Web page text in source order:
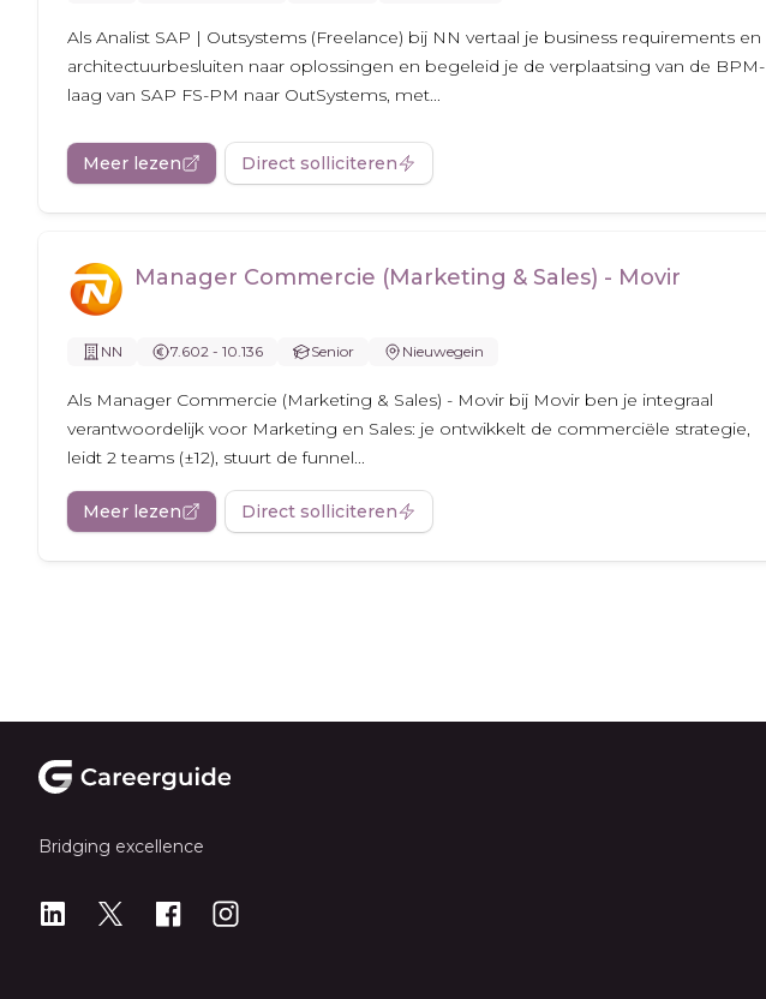
Als Analist SAP | Outsystems (Freelance) bij NN vertaal je business requirements en
architectuurbesluiten naar oplossingen en begeleid je de verplaatsing van de BPM-
laag van SAP FS-PM naar OutSystems, met...
Meer lezen Direct solliciteren
Manager Commercie (Marketing & Sales) - Movir
NN 7.602 - 10.136 Senior Nieuwegein
Als Manager Commercie (Marketing & Sales) - Movir bij Movir ben je integraal
verantwoordelijk voor Marketing en Sales: je ontwikkelt de commerciële strategie,
leidt 2 teams (±12), stuurt de funnel...
Meer lezen Direct solliciteren
Bridging excellence
LinkedIn
X Instagram